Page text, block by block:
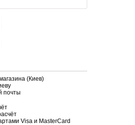
(Киев)
почты
Visa и MasterCard